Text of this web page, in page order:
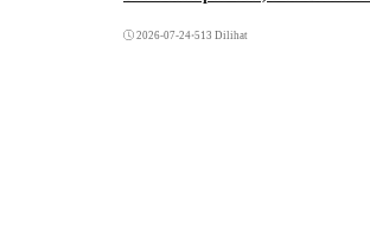
2026-07-24•513 Dilihat